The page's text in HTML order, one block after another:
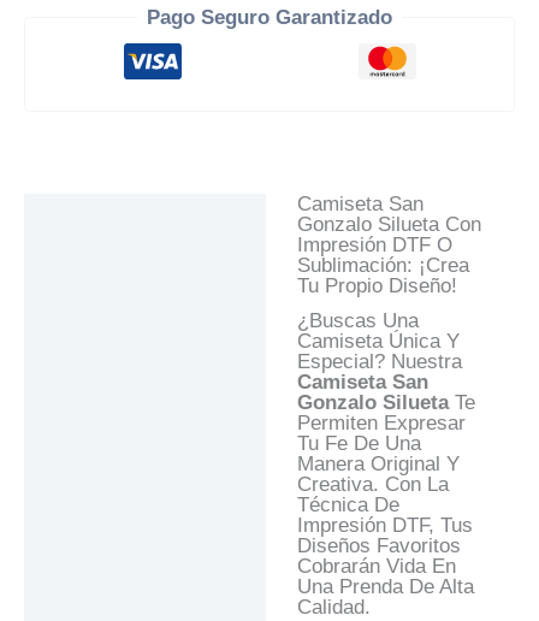
Pago Seguro Garantizado
Camiseta San
Gonzalo Silueta Con
Impresión DTF O
Sublimación: ¡Crea
Tu Propio Diseño!
¿Buscas Una
Camiseta Única Y
Especial? Nuestra
CamisetaSan
Gonzalo Silueta Te
Permiten Expresar
Tu Fe De Una
Manera Original Y
Creativa. Con La
Técnica De
Impresión DTF, Tus
Diseños Favoritos
Cobrarán Vida En
Una Prenda De Alta
Calidad.